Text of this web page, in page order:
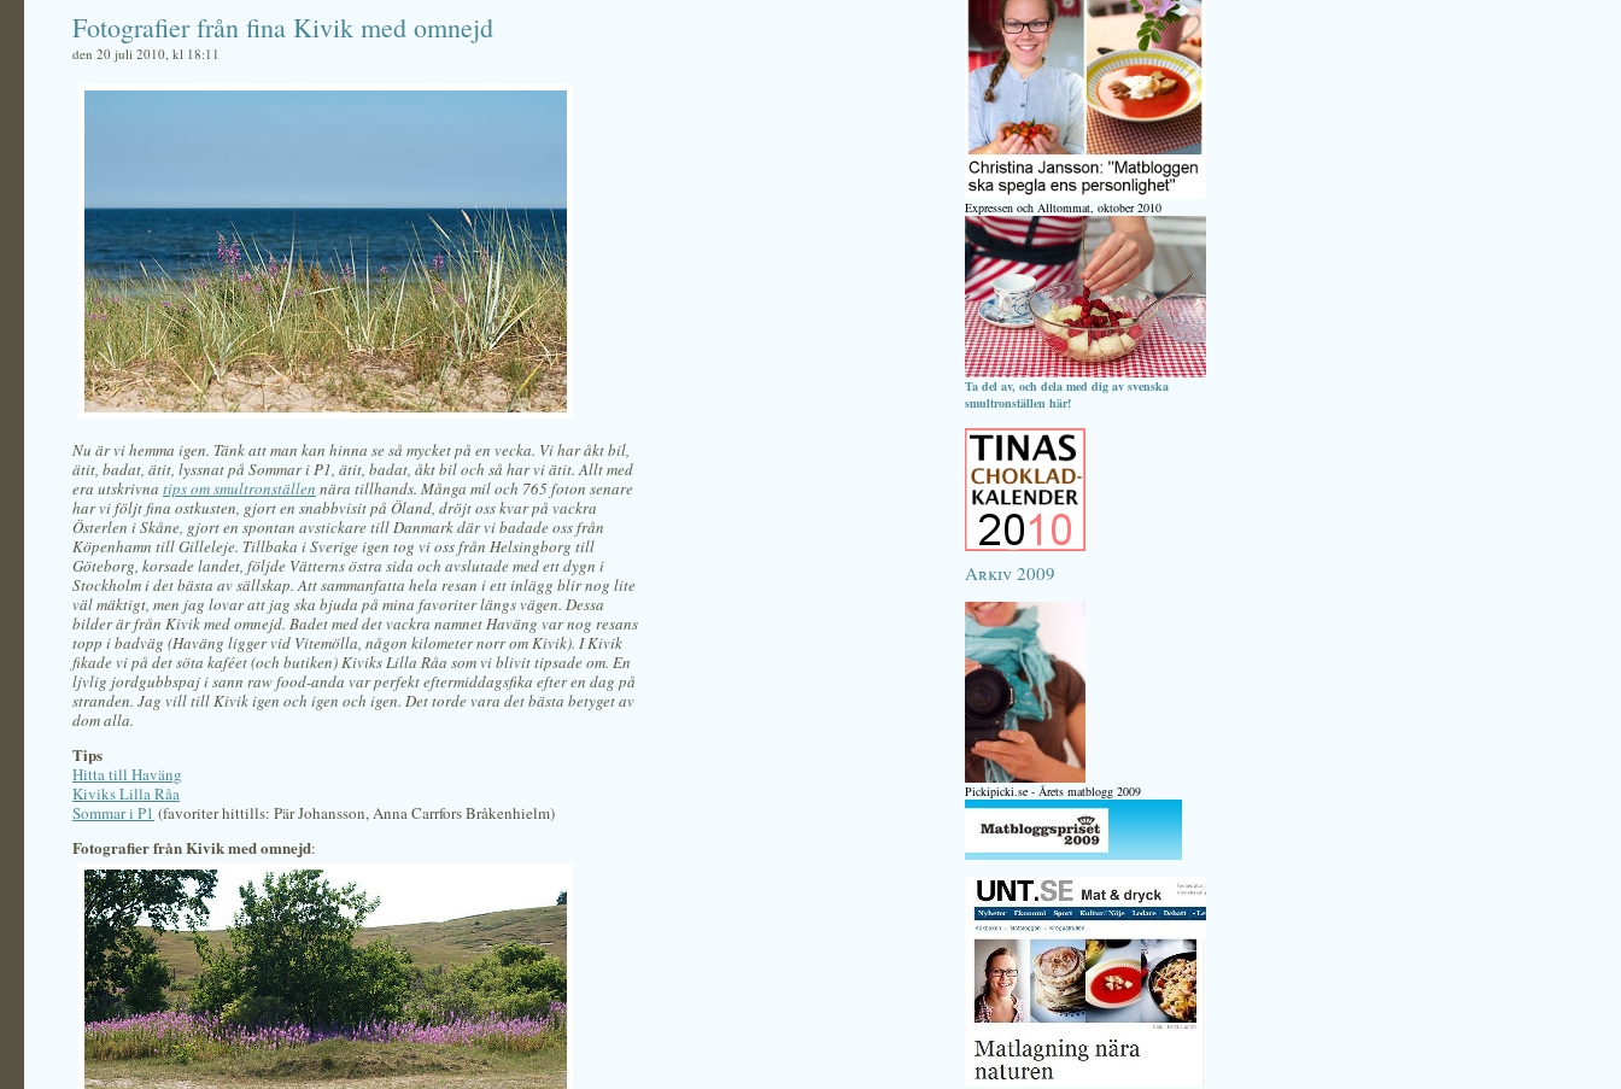
Fotografier från fina Kivik med omnejd
den 20 juli 2010, kl 18:11
Nu är vi hemma igen. Tänk att man kan hinna se så mycket på en vecka. Vi har åkt bil,
ätit, badat, ätit, lyssnat på Sommar i P1, ätit, badat, åkt bil och så har vi ätit. Allt med
era utskrivna tips om smultronställen nära tillhands. Många mil och 765 foton senare
har vi följt fina ostkusten, gjort en snabbvisit på Öland, dröjt oss kvar på vackra
Österlen i Skåne, gjort en spontan avstickare till Danmark där vi badade oss från
Köpenhamn till Gilleleje. Tillbaka i Sverige igen tog vi oss från Helsingborg till
Göteborg, korsade landet, följde Vätterns östra sida och avslutade med ett dygn i
Stockholm i det bästa av sällskap. Att sammanfatta hela resan i ett inlägg blir nog lite
väl mäktigt, men jag lovar att jag ska bjuda på mina favoriter längs vägen. Dessa
bilder är från Kivik med omnejd. Badet med det vackra namnet Haväng var nog resans
topp i badväg (Haväng ligger vid Vitemölla, någon kilometer norr om Kivik). I Kivik
fikade vi på det söta kaféet (och butiken) Kiviks Lilla Råa som vi blivit tipsade om. En
ljvlig jordgubbspaj i sann raw food-anda var perfekt eftermiddagsfika efter en dag på
stranden. Jag vill till Kivik igen och igen och igen. Det torde vara det bästa betyget av
dom alla.
Tips
Hitta till Haväng
Kiviks Lilla Råa
Sommar i P1 (favoriter hittills: Pär Johansson, Anna Carrfors Bråkenhielm)
Fotografier från Kivik med omnejd:
Expressen och Alltommat, oktober 2010
Ta del av, och dela med dig av svenska
smultronställen här!
Arkiv 2009
Pickipicki.se - Årets matblogg 2009